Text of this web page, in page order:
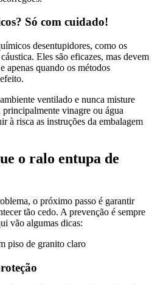
Só com cuidado!
desentupidores, como os
Eles são eficazes, mas devem
apenas quando os métodos
ventilado e nunca misture
principalmente vinagre ou água
à risca as instruções da embalagem
o ralo entupa de
o próximo passo é garantir
tão cedo. A prevenção é sempre
vão algumas dicas: